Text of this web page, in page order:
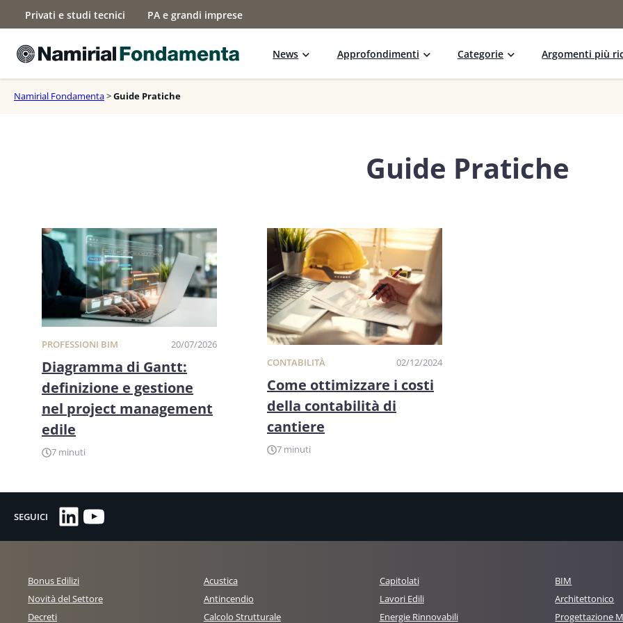
contenuto
Privati e studi tecnici PA e grandi imprese
News Approfondimenti Categorie Argomenti più
Namirial Fondamenta>Guide Pratiche
Guide Pratiche
PROFESSIONI BIM 20/07/2026
Diagramma di Gantt:
definizione e gestione
nel project management
edile
7 minuti
CONTABILITÀ 02/12/2024
Come ottimizzare i costi
della contabilità di
cantiere
7 minuti
SEGUICI LinkedIn
YouTube
Bonus Edilizi
Novità del Settore
Decreti
Acustica
Antincendio
Calcolo Strutturale
Capitolati
Lavori Edili
Energie Rinnovabili
BIM
Architettonico
Progettazione